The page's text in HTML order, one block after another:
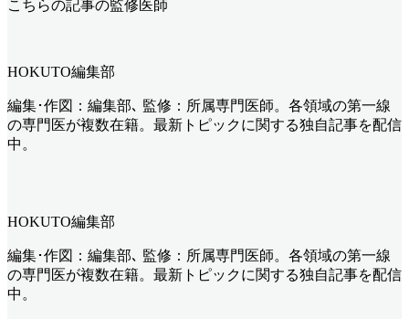
こちらの記事の監修医師
HOKUTO編集部
編集･作図：編集部､ 監修：所属専門医師。各領域の第一線
の専門医が複数在籍。最新トピックに関する独自記事を配信
中。
HOKUTO編集部
編集･作図：編集部､ 監修：所属専門医師。各領域の第一線
の専門医が複数在籍。最新トピックに関する独自記事を配信
中。